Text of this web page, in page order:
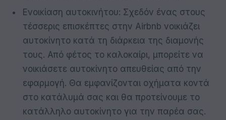
Ενοικίαση αυτοκινήτου: Σχεδόν ένας στους
τέσσερις επισκέπτες στην Airbnb νοικιάζει
αυτοκίνητο κατά τη διάρκεια της διαμονής
τους. Από φέτος το καλοκαίρι, μπορείτε να
νοικιάσετε αυτοκίνητο απευθείας από την
εφαρμογή. Θα εμφανίζονται οχήματα κοντά
στο κατάλυμά σας και θα προτείνουμε το
κατάλληλο αυτοκίνητο για την παρέα σας.